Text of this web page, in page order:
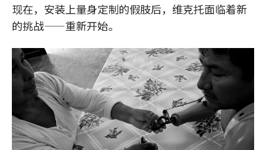
现在，安装上量身定制的假肢后，维克托面临着新
的挑战——重新开始。